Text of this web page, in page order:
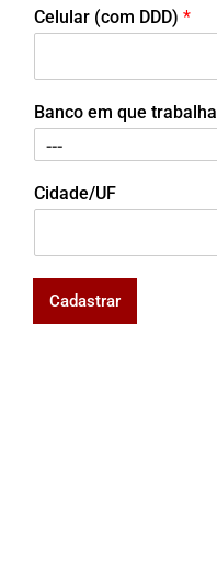
Celular (com DDD) *
Banco em que trabalha
Cidade/UF
Cadastrar